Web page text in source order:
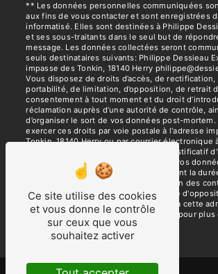
** Les données personnelles communiquées
aux fins de vous contacter et sont enregistrées
informatisé. Elles sont destinées à Philippe
et ses sous-traitants dans le seul but de
message. Les données collectées seront
seuls destinataires suivants: Philippe Dessieau
impasse des Tonkin, 18140 Herry
Vous disposez de droits d’accès, de rectification,
portabilité, de limitation, d’opposition, de retrait
consentement à tout moment et du droit
réclamation auprès d’une autorité de contrôle,
d’organiser le sort de vos données post-mortem.
exercer ces droits par voie postale à l'adresse
Tonkin, 18140 Herry ou par courrier électronique
philippe@dessieau-expertises.fr. Un justificatif
vous être demandé. Nous conservons vos
période de prise de contact puis pendant la
légale aux fins probatoires et de gestion des
avez le droit de vous inscrire sur la liste
démarchage téléphonique, disponible à cette
Bloctel.gouv.fr. Consultez le site cnil.fr pour plus
sur vos droits.
Ce site utilise des cookies
et vous donne le contrôle
sur ceux que vous
souhaitez activer